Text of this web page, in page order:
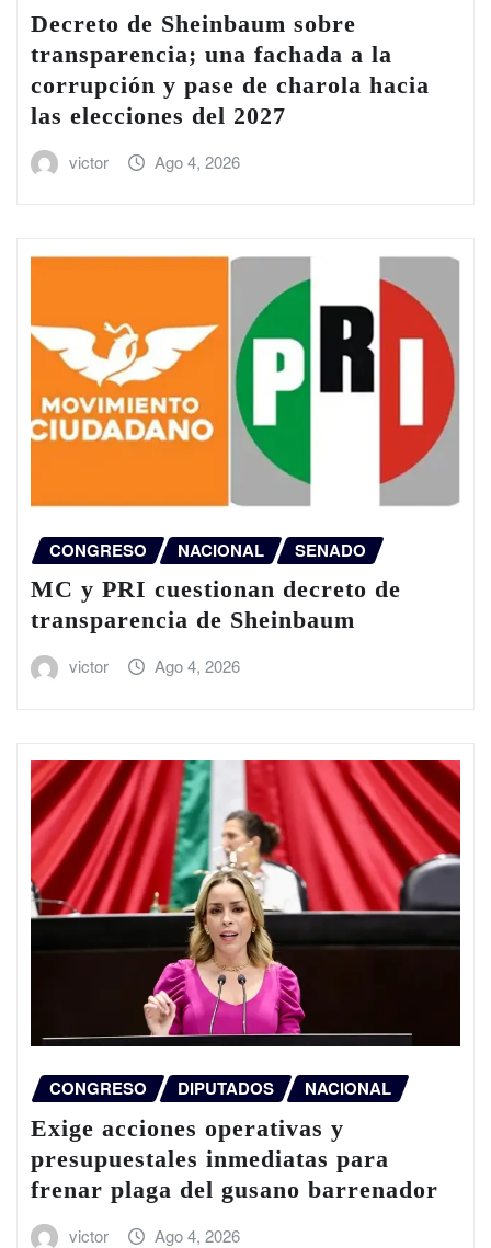
Decreto de Sheinbaum sobre
transparencia; una fachada a la
corrupción y pase de charola hacia
las elecciones del 2027
victor Ago 4, 2026
CONGRESO NACIONAL SENADO
MC y PRI cuestionan decreto de
transparencia de Sheinbaum
victor Ago 4, 2026
CONGRESO DIPUTADOS NACIONAL
Exige acciones operativas y
presupuestales inmediatas para
frenar plaga del gusano barrenador
victor Ago 4, 2026